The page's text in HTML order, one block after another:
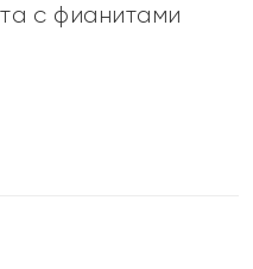
с фианитами